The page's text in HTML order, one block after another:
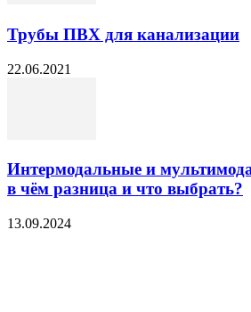
Трубы ПВХ для канализации
22.06.2021
Интермодальные и
в чём разница и что выбрать?
13.09.2024